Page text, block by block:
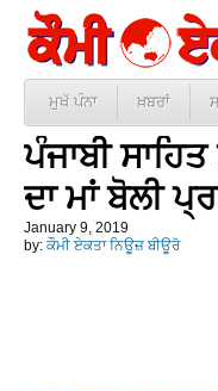
ਮੁਖੱ ਪੰਨਾ ਖ਼ਬਰਾਂ
ਪੰਜਾਬੀ
ਦਾ ਮਾਂ ਬੋਲੀ
January 9, 2019
by: ਕੌਮੀ ਏਕਤਾ ਨਿਊਜ਼ ਬੀਊਰੋ